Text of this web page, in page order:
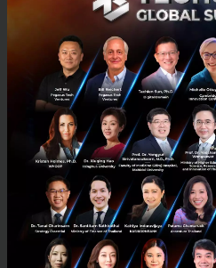
“สิ่งที่เปลี่ยนแปลงในปีที่แล้ว
เทคโนโลยีแต่เป็นผู้คนที่มีควา
ในการนำเทคโนโลยีมาปรับใ
2565 ผู้บริหารไอทีจำเป็นต้อ
ทำงานใหม่ ๆ โดยนำความสาม
แยกย่อยและเทคโนโลยีที่รอง
ประสานกัน”นายเลิฟล็อค กล่